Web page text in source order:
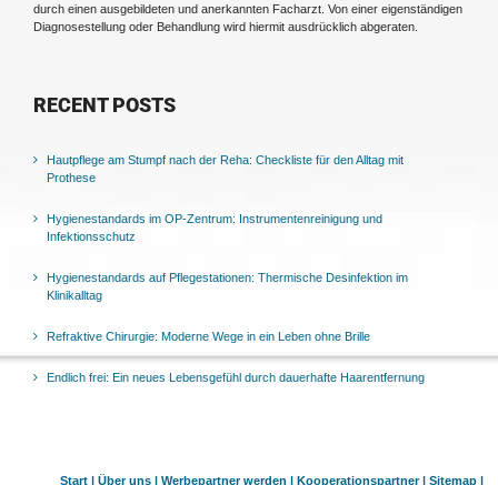
durch einen ausgebildeten und anerkannten Facharzt. Von einer eigenständigen
Diagnosestellung oder Behandlung wird hiermit ausdrücklich abgeraten.
RECENT POSTS
Hautpflege am Stumpf nach der Reha: Checkliste für den Alltag mit
Prothese
Hygienestandards im OP-Zentrum: Instrumentenreinigung und
Infektionsschutz
Hygienestandards auf Pflegestationen: Thermische Desinfektion im
Klinikalltag
Refraktive Chirurgie: Moderne Wege in ein Leben ohne Brille
Endlich frei: Ein neues Lebensgefühl durch dauerhafte Haarentfernung
Start | Über uns | Werbepartner werden | Kooperationspartner | Sitemap |